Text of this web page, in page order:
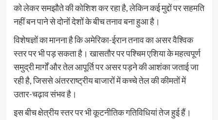
को लेकर समझौते की कोशिश कर रहा है, लेकिन कई मुद्दों पर सहमति
नहीं बन पाने से दोनों देशों के बीच तनाव बना हुआ है।
विशेषज्ञों का मानना है कि अमेरिका-ईरान तनाव का असर वैश्विक
स्तर पर भी पड़ सकता है। खासतौर पर पश्चिम एशिया के महत्वपूर्ण
समुद्री मार्गों और तेल आपूर्ति पर असर पड़ने की आशंका जताई जा
रही है, जिससे अंतरराष्ट्रीय बाजारों में कच्चे तेल की कीमतों में
उतार-चढ़ाव संभव है।
इस बीच क्षेत्रीय स्तर पर भी कूटनीतिक गतिविधियां तेज हुई हैं।